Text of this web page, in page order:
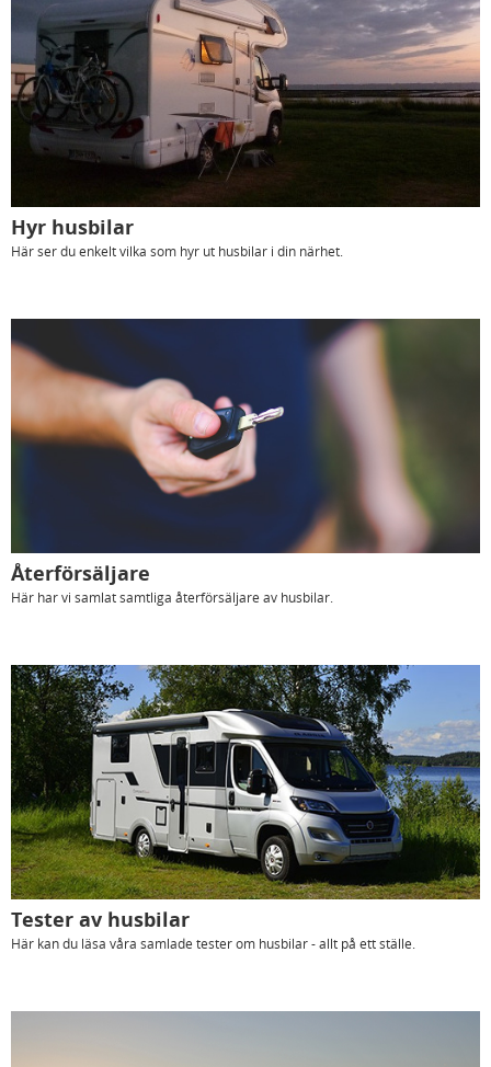
Hyr husbilar
Här ser du enkelt vilka som hyr ut husbilar i din närhet.
Återförsäljare
Här har vi samlat samtliga återförsäljare av husbilar.
Tester av husbilar
Här kan du läsa våra samlade tester om husbilar - allt på ett ställe.